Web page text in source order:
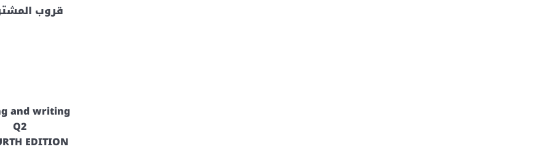
قروب
and writing
Q2
EDITION